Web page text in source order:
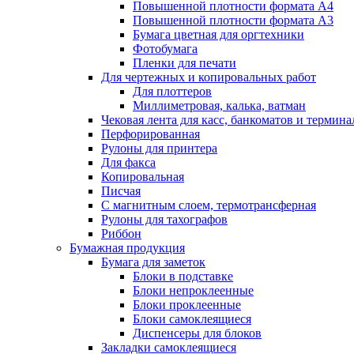
Повышенной плотности формата А4
Повышенной плотности формата А3
Бумага цветная для оргтехники
Фотобумага
Пленки для печати
Для чертежных и копировальных работ
Для плоттеров
Миллиметровая, калька, ватман
Чековая лента для касс, банкоматов и
Перфорированная
Рулоны для принтера
Для факса
Копировальная
Писчая
С магнитным слоем, термотрансферная
Рулоны для тахографов
Риббон
Бумажная продукция
Бумага для заметок
Блоки в подставке
Блоки непроклеенные
Блоки проклеенные
Блоки самоклеящиеся
Диспенсеры для блоков
Закладки самоклеящиеся